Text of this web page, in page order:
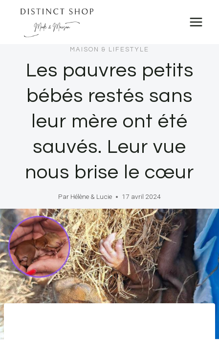
MAISON & LIFESTYLE
Les pauvres petits
bébés restés sans
leur mère ont été
sauvés. Leur vue
nous brise le cœur
Par Hélène & Lucie 17 avril 2024